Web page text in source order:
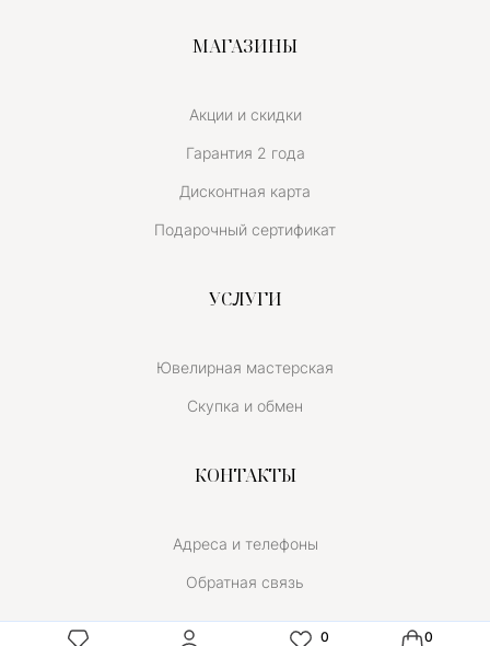
МАГАЗИНЫ
Акции и скидки
Гарантия 2 года
Дисконтная карта
Подарочный сертификат
УСЛУГИ
Ювелирная мастерская
Скупка и обмен
КОНТАКТЫ
Адреса и телефоны
Обратная связь